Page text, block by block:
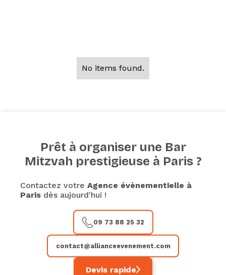
No items found.
Prêt à organiser une Bar
Mitzvah prestigieuse à Paris ?
Contactez votre Agence évènementielle à
Paris dès aujourd'hui !
09 73 88 25 32
contact@allianceevenement.com
Devis rapide